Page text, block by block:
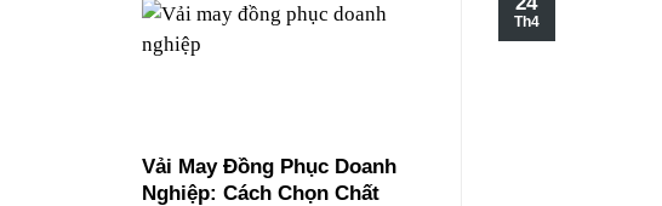
Vải May Đồng Phục Doanh
Nghiệp: Cách Chọn Chất
Th4